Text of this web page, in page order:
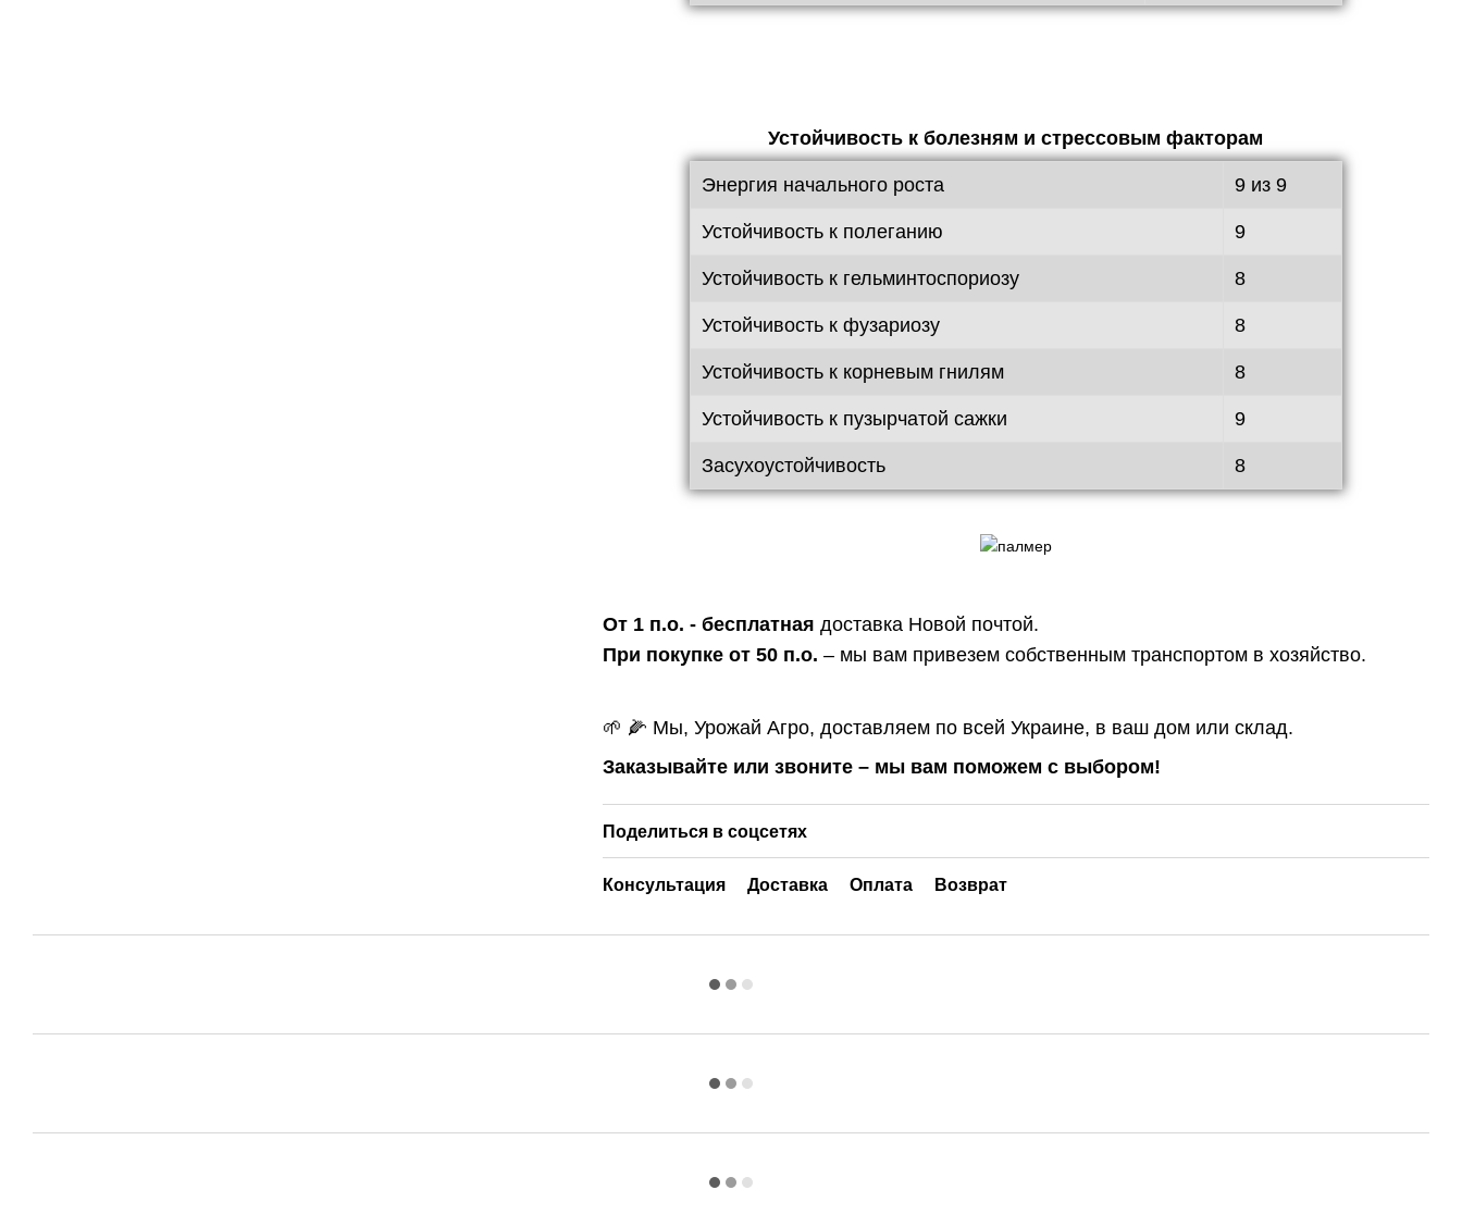
Устойчивость к болезням и стрессовым факторам
Энергия начального роста 9 из 9
Устойчивость к полеганию 9
Устойчивость к гельминтоспориозу 8
Устойчивость к фузариозу 8
Устойчивость к корневым гнилям 8
Устойчивость к пузырчатой ​​сажки 9
Засухоустойчивость 8
От 1 п.о. - бесплатная доставка Новой почтой.
При покупке от 50 п.о. – мы вам привезем собственным транспортом в хозяйство.
🌱 🌽 Мы, Урожай Агро, доставляем по всей Украине, в ваш дом или склад.
Заказывайте или звоните – мы вам поможем с выбором!
Поделиться в соцсетях
Консультация Доставка Оплата Возврат